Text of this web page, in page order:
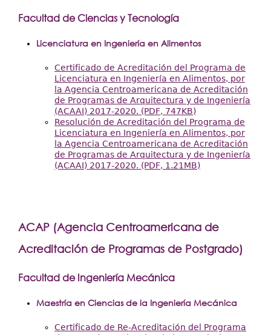
Facultad de Ciencias y Tecnología
Licenciatura en Ingeniería en Alimentos
Certificado de Acreditación del Programa de
Licenciatura en Ingeniería en Alimentos, por
la Agencia Centroamericana de Acreditación
de Programas de Arquitectura y de Ingeniería
(ACAAI) 2017-2020. (PDF, 747KB)
Resolución de Acreditación del Programa de
Licenciatura en Ingeniería en Alimentos, por
la Agencia Centroamericana de Acreditación
de Programas de Arquitectura y de Ingeniería
(ACAAI) 2017-2020. (PDF, 1.21MB)
ACAP (Agencia Centroamericana de
Acreditación de Programas de Postgrado)
Facultad de Ingeniería Mecánica
Maestría en Ciencias de la Ingeniería Mecánica
Certificado de Re-Acreditación del Programa